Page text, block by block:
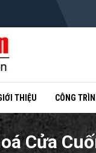
THIỆU CÔNG
Cửa